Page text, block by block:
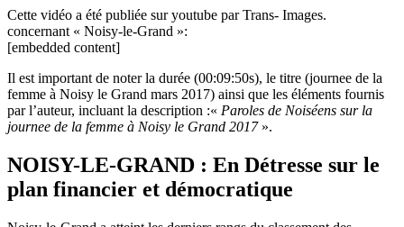
Cette vidéo a été publiée sur youtube par Trans- Images.
concernant « Noisy-le-Grand »:
[embedded content]
Il est important de noter la durée (00:09:50s), le titre (journee de la
femme à Noisy le Grand mars 2017) ainsi que les éléments fournis
par l’auteur, incluant la description :« Paroles de Noiséens sur la
journee de la femme à Noisy le Grand 2017 ».
NOISY-LE-GRAND : En Détresse sur le
plan financier et démocratique